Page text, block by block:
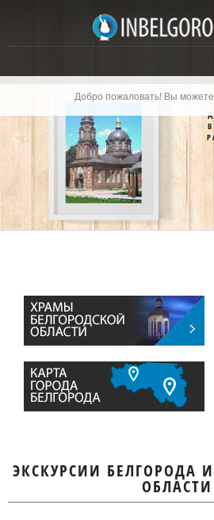
ГЛАВНАЯ
СТАТЬИ
КАТАЛОГ
ГОСТИНИЦЫ И ОТЕЛИ
ЭКСКУРСИИ
ОТДЫХ
МЕСТА
СОБЫТИЯ
КАРТА
Добро пожаловать! Вы можете
ЭКСКУРСИИ БЕЛГОРОДА
ОБЛАСТИ